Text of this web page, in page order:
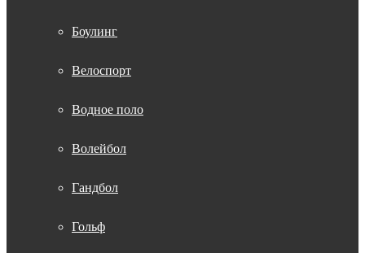
Боулинг
Велоспорт
Водное поло
Волейбол
Гандбол
Гольф